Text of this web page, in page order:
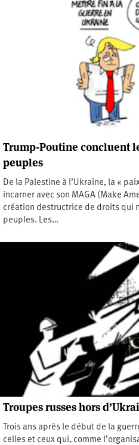
Trump-Poutine concluent
peuples
De la Palestine à l’Ukraine, la «
incarner avec son MAGA (Make
création destructrice de droits qui
peuples. Les…
Troupes russes hors
Trois ans après le début de la
celles et ceux qui, comme